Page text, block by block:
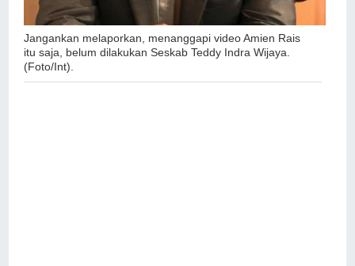
Jangankan melaporkan, menanggapi video Amien Rais
itu saja, belum dilakukan SeskabTeddy Indra Wijaya
(Foto/Int).